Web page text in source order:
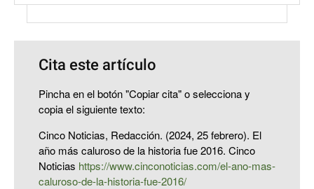
Cita este artículo
Pincha en el botón "Copiar cita" o selecciona y
copia el siguiente texto:
Cinco Noticias, Redacción. (2024, 25 febrero). El
año más caluroso de la historia fue 2016. Cinco
Noticias https://www.cinconoticias.com/el-ano-mas-
caluroso-de-la-historia-fue-2016/